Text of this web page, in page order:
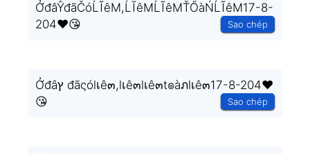
ỞđâŶđãČóĹĨêM,ĹĨêMĹĨêMŤŐàŃĹĨêM17-8-
204❤️😘
Sao chép
Ởđâץ đãςólเê๓,lเê๓lเê๓t๏àภlเê๓17-8-204❤️
😘
Sao chép